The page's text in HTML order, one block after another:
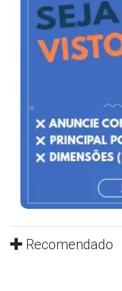
Recomendado